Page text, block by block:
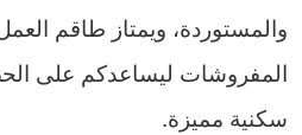
والمستوردة، ويمتاز طاقم
المفروشات ليساعدكم على
سكنية مميزة.